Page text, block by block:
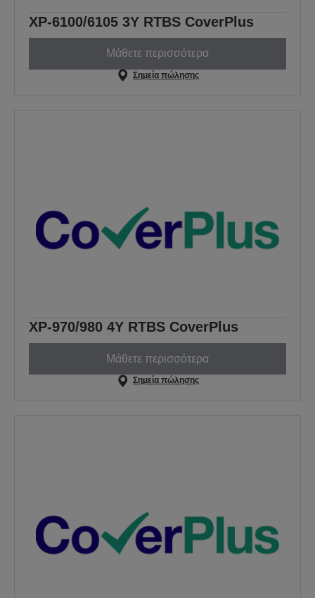
XP-6100/6105 3Y RTBS CoverPlus
Μάθετε περισσότερα
Σημεία πώλησης
XP-970/980 4Y RTBS CoverPlus
Μάθετε περισσότερα
Σημεία πώλησης